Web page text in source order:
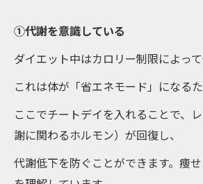
①代謝を意識している
ダイエット中はカロリー制限によって
これは体が「省エネモード」になるた
ここでチートデイを入れることで、
謝に関わるホルモン）が回復し、
代謝低下を防ぐことができます。痩